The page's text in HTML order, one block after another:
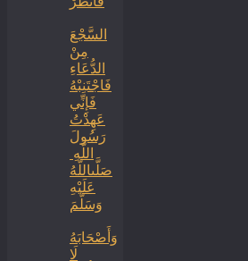
السَّجْعَ
‏‏مِنْ
الدُّعَاءِ
فَاجْتَنِبْهُ
فَإِنِّي
عَهِدْتُ
رَسُولَ
اللَّهِ ‏
‏صَلَّىاللَّهُ
عَلَيْهِ
وَسَلَّمَ
‏وَأَصْحَابَهُ
لَا